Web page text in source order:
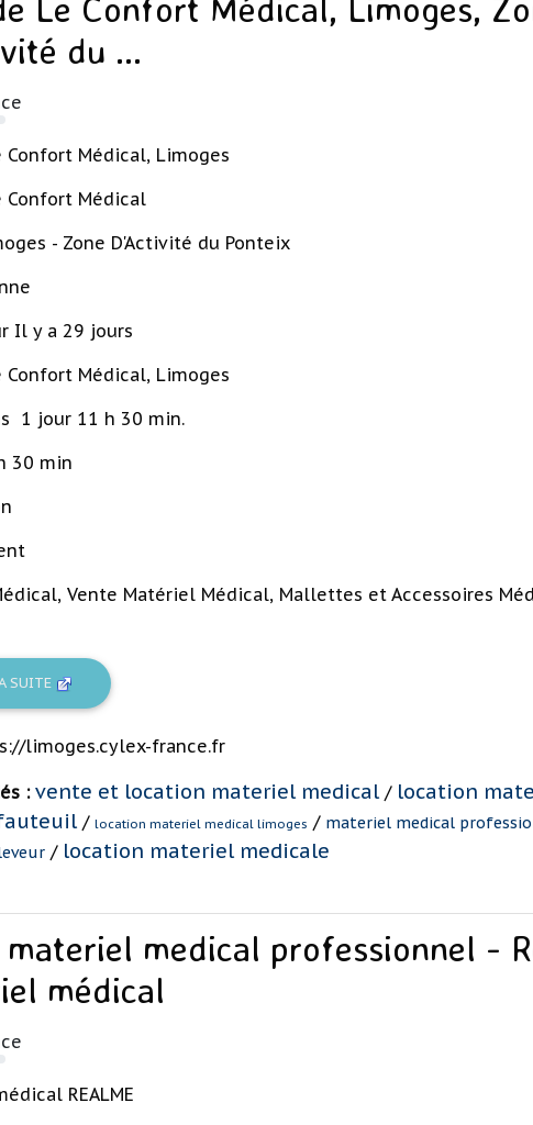
du ...
Confort Médical, Limoges
Confort Médical
- Zone D'Activité du Ponteix
Il y a 29 jours
Confort Médical, Limoges
1 jour 11 h 30 min.
30 min
Vente Matériel Médical, Mallettes et Accessoires
SUITE
limoges.cylex-france.fr
: vente et location materiel medical / location
/ location materiel medical limoges / materiel medical
/ location materiel medicale
materiel medical professionnel -
médical
REALME